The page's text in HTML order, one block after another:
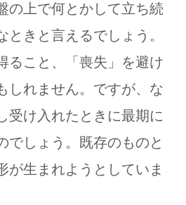
の上で何とかして立ち続
ときと言えるでしょう。
ること、「喪失」を避け
しれません。ですが、な
受け入れたときに最期に
でしょう。既存のものと
が生まれようとしていま